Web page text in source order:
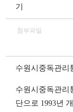
기
첨부파일
수원시중독관리
수원시중독관리
단으로 1993년